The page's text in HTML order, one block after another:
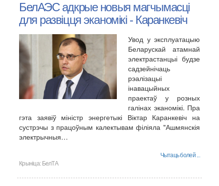
БелАЭС адкрые новыя магчымасці
для развіцця эканомікі - Каранкевіч
Увод у эксплуатацыю
Беларускай атамнай
электрастанцыі будзе
садзейнічаць
рэалізацыі
інавацыйных
праектаў у розных
галінах эканомікі. Пра
гэта заявіў міністр энергетыкі Віктар Каранкевіч на
сустрэчы з працоўным калектывам філіяла "Ашмянскія
электрычныя…
Чытаць болей ...
Крыніца: БелТА